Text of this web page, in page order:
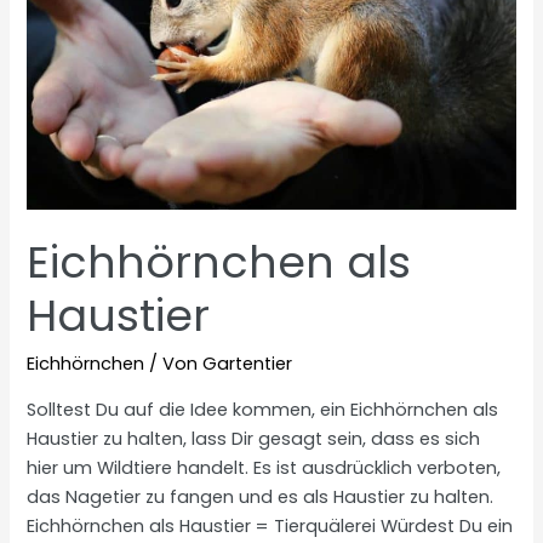
Eichhörnchen als
Haustier
Eichhörnchen / VonGartentier
Solltest Du auf die Idee kommen, ein Eichhörnchen als
Haustier zu halten, lass Dir gesagt sein, dass es sich
hier um Wildtiere handelt. Es ist ausdrücklich verboten,
das Nagetier zu fangen und es als Haustier zu halten.
Eichhörnchen als Haustier = Tierquälerei Würdest Du ein